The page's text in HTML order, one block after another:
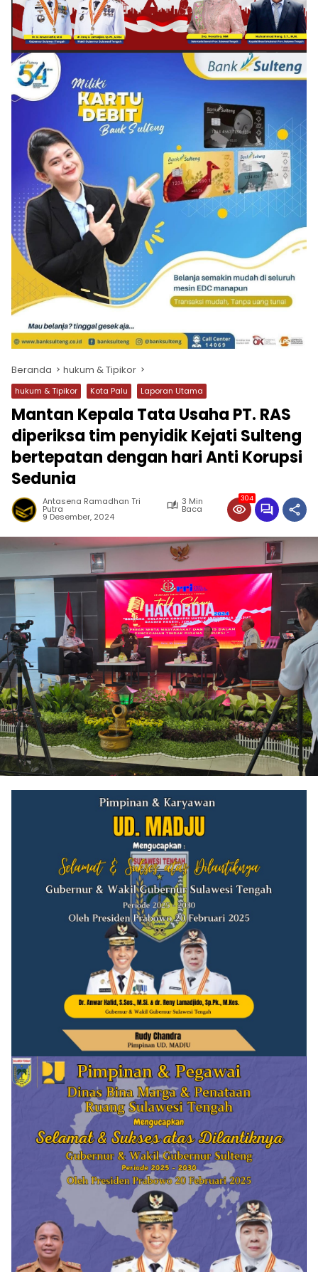
Beranda hukum & Tipikor
hukum & Tipikor Kota Palu Laporan Utama
Mantan Kepala Tata Usaha PT. RAS
diperiksa tim penyidik Kejati Sulteng
bertepatan dengan hari Anti Korupsi
Sedunia
Antasena Ramadhan Tri
Putra
3 Min
Baca
9 Desember, 2024
304